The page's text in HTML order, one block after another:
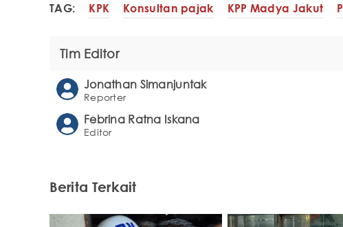
TAG: KPK Konsultan pajak KPP Madya Jakut
Tim Editor
Jonathan Simanjuntak
Reporter
Febrina Ratna Iskana
Editor
Berita Terkait